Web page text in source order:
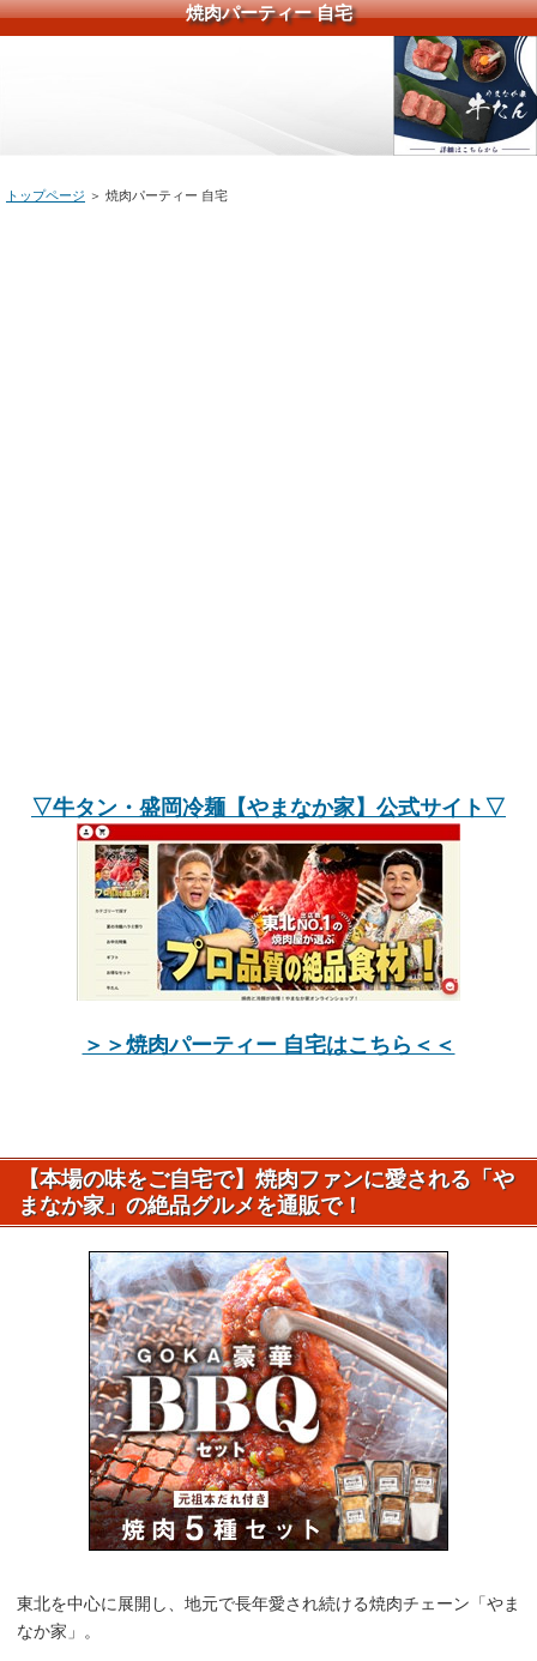
焼肉パーティー 自宅
トップページ ＞ 焼肉パーティー 自宅
▽牛タン・盛岡冷麺【やまなか家】公式サイト▽
＞＞焼肉パーティー 自宅はこちら＜＜
【本場の味をご自宅で】焼肉ファンに愛される「や
まなか家」の絶品グルメを通販で！
東北を中心に展開し、地元で長年愛され続ける焼肉チェーン「やま
なか家」。